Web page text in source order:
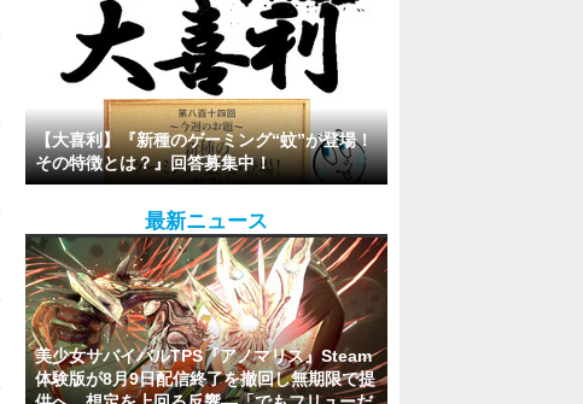
【大喜利】『新種のゲーミング“蚊”が登場！
その特徴とは？』回答募集中！
最新ニュース
美少女サバイバルTPS『アノマリス』Steam
体験版が8月9日配信終了を撤回し無期限で提